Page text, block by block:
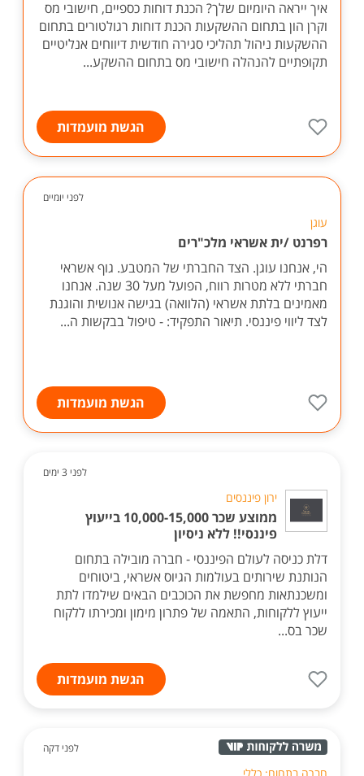
איך ייראה היומיום שלך? הכנת דוחות כספיים, חישובי מס
וקרן הון בתחום ההשקעות הכנת דוחות רגולטורים בתחום
ההשקעות ניהול תהליכי סגירה חודשית דיווחים אנליטיים
תקופתיים להנהלה חישובי מס בתחום ההשקע...
הגשת מועמדות
לפני יומיים
עוגן
רפרנט /ית אשראי מלכ"רים
הי, אנחנו עוגן. הצד החברתי של המטבע. גוף אשראי
חברתי ללא מטרות רווח, הפועל מעל 30 שנה. אנחנו
מאמינים בלתת אשראי (הלוואה) בגישה אנושית והוגנת
לצד ליווי פיננסי. תיאור התפקיד: - טיפול בבקשות ה...
הגשת מועמדות
לפני 3 ימים
ירון פיננסים
ממוצע שכר 10,000-15,000 בייעוץ
פיננסי!! ללא ניסיון
דלת כניסה לעולם הפיננסי - חברה מובילה בתחום
הנותנת שירותים בעולמות הגיוס אשראי, ביטוחים
ומשכנתאות מחפשת את הכוכבים הבאים שילמדו לתת
ייעוץ ללקוחות, התאמה של פתרון מימון ומכירתו ללקוח
שכר בס...
הגשת מועמדות
לפני דקה